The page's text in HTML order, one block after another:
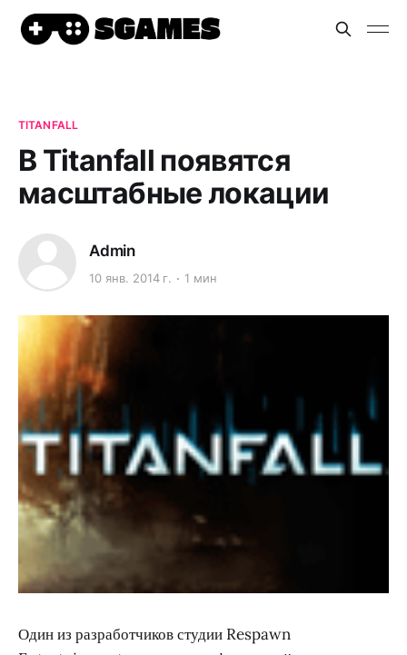
TITANFALL
В Titanfall появятся
масштабные локации
Admin
10 янв. 2014 г. 1 мин
Один из разработчиков студии Respawn